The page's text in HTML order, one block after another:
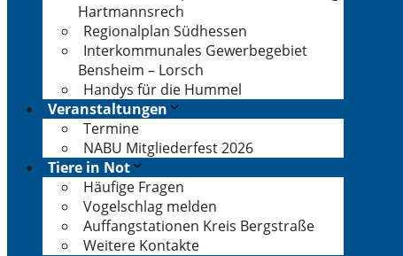
Hartmannsrech
Regionalplan Südhessen
Interkommunales Gewerbegebiet
Bensheim – Lorsch
Handys für die Hummel
Veranstaltungen
Termine
NABU Mitgliederfest 2026
Tiere in Not
Häufige Fragen
Vogelschlag melden
Auffangstationen Kreis Bergstraße
Weitere Kontakte